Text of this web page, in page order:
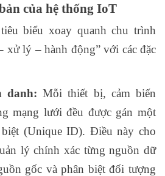
của hệ thống IoT
tiêu biểu xoay quanh chu trình
xử lý – hành động” với các đặc
danh: Mỗi thiết bị, cảm biến
mạng lưới đều được gán một
(Unique ID). Điều này cho
lý chính xác từng nguồn dữ
gốc và phân biệt đối tượng